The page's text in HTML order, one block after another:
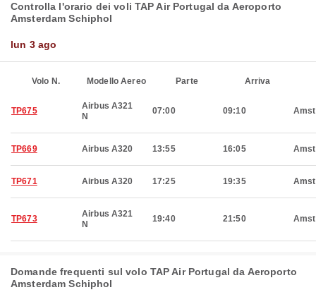
Controlla l'orario dei voli TAP Air Portugal da Aeroporto
Amsterdam Schiphol
lun 3 ago
Volo N. Modello Aereo Parte Arriva
TP675
Airbus A321
N
07:00 09:10
TP669 Airbus A320 13:55 16:05
TP671 Airbus A320 17:25 19:35
TP673
Airbus A321
N
19:40 21:50
Domande frequenti sul volo TAP Air Portugal da Aeroporto
Amsterdam Schiphol